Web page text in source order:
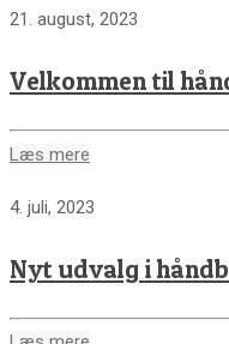
21. august, 2023
Velkommen til
Læs mere
4. juli, 2023
Nyt udvalg i